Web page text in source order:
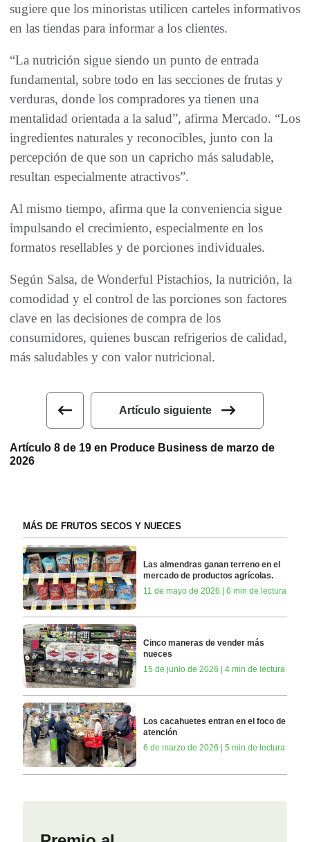
sugiere que los minoristas utilicen carteles informativos
en las tiendas para informar a los clientes.
“La nutrición sigue siendo un punto de entrada
fundamental, sobre todo en las secciones de frutas y
verduras, donde los compradores ya tienen una
mentalidad orientada a la salud”, afirma Mercado. “Los
ingredientes naturales y reconocibles, junto con la
percepción de que son un capricho más saludable,
resultan especialmente atractivos”.
Al mismo tiempo, afirma que la conveniencia sigue
impulsando el crecimiento, especialmente en los
formatos resellables y de porciones individuales.
Según Salsa, de Wonderful Pistachios, la nutrición, la
comodidad y el control de las porciones son factores
clave en las decisiones de compra de los
consumidores, quienes buscan refrigerios de calidad,
más saludables y con valor nutricional.
Artículo siguiente
Artículo 8 de 19 en Produce Business de marzo de
2026
MÁS DE FRUTOS SECOS Y NUECES
Las almendras ganan terreno en el
mercado de productos agrícolas.
11 de mayo de 2026 | 6 min de lectura
Cinco maneras de vender más
nueces
15 de junio de 2026 | 4 min de lectura
Los cacahuetes entran en el foco de
atención
6 de marzo de 2026 | 5 min de lectura